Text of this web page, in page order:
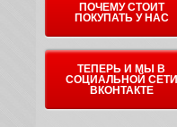
ПОЧЕМУ СТОИТ
ПОКУПАТЬ У НАС
ТЕПЕРЬ И МЫ В
СОЦИАЛЬНОЙ СЕТИ
ВКОНТАКТЕ